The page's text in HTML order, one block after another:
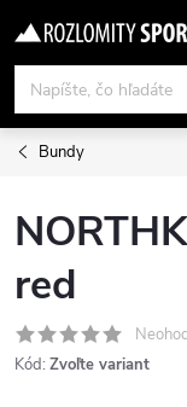
na
obsah
Bundy
red
Kód: Zvoľte variant